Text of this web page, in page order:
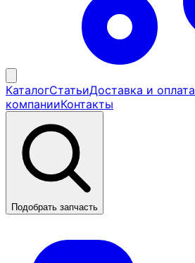
КаталогСтатьиДоставка и оплата
компанииКонтакты
Подобрать запчасть